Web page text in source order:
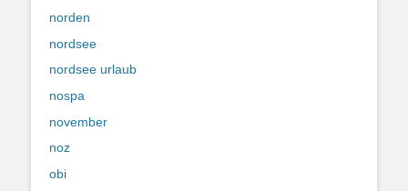
norden
nordsee
nordsee urlaub
nospa
november
noz
obi